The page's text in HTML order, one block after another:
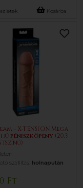
Kosárba
- X-TENSION Mega
péniszköpeny (20,3
szállítás: holnapután
Ft